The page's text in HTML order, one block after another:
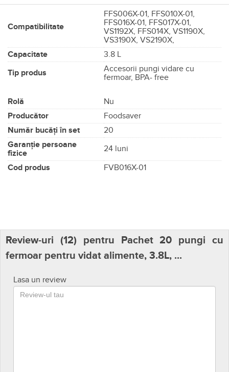
Compatibilitate
FFS006X-01, FFS010X-01,
FFS016X-01, FFS017X-01,
VS1192X, FFS014X, VS1190X,
VS3190X, VS2190X,
Capacitate
3.8 L
Tip produs
Accesorii pungi vidare cu
fermoar, BPA- free
Rolă
Nu
Producător
Foodsaver
Număr bucăți în set
20
Garanție persoane
fizice
24 luni
Cod produs
FVB016X-01
Review-uri (12) pentru Pachet 20 pungi cu
fermoar pentru vidat alimente, 3.8L, ...
Lasa un review